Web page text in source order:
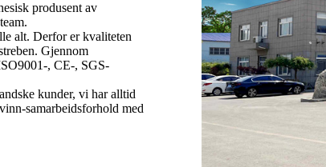
produsent av
alt. Derfor er kvaliteten
Gjennom
, CE-, SGS-
kunder, vi har alltid
samarbeidsforhold med